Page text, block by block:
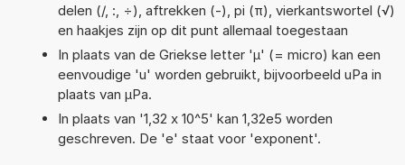
delen (/, :, ÷), aftrekken (-), pi (π), vierkantswortel (√)
en haakjes zijn op dit punt allemaal toegestaan
In plaats van de Griekse letter 'µ' (= micro) kan een
eenvoudige 'u' worden gebruikt, bijvoorbeeld uPa in
plaats van µPa.
In plaats van '1,32 x 10^5' kan 1,32e5 worden
geschreven. De 'e' staat voor 'exponent'.